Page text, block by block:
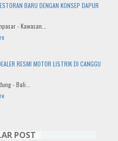
BARU DENGAN KONSEP DAPUR
- Kawasan...
RESMI MOTOR LISTRIK DI CANGGU
- Bali...
POST